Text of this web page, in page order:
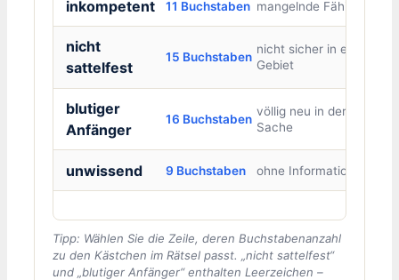
inkompetent 11 Buchstaben mangelnde Fähigkeit
nicht
sattelfest
15 Buchstaben
nicht sicher in einem
Gebiet
blutiger
Anfänger
16 Buchstaben
völlig neu in der
Sache
unwissend 9 Buchstaben ohne Information
Tipp: Wählen Sie die Zeile, deren Buchstabenanzahl
zu den Kästchen im Rätsel passt. „nicht sattelfest“
und „blutiger Anfänger“ enthalten Leerzeichen –